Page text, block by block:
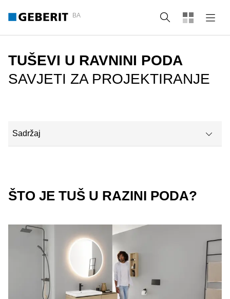
BA Tražilica
TUŠEVI U RAVNINI PODA
SAVJETI ZA PROJEKTIRANJE
Sadržaj
Prednosti otvorenog tuša
Pet savjeta: kako projektirati tuševe u razini poda
Geberit rješenja za tuševe bez rubova
Kako se ovo razlikuje od kupaonice bez prepreka?
Pročitajte slične objave
ŠTO JE TUŠ U RAZINI PODA?